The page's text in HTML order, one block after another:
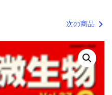
次の商品